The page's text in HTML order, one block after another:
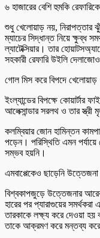
৬ হাজারের বেশি হুমকি রেফারিকে
শুধু খেলোয়াড় নয়, নিরাপত্তার
ম্যাচের সিদ্ধান্ত নিয়ে ক্ষুব্ধ
ল্যাটেক্সিয়ার। তার
সহকারী রেফারি উইলি
গোল মিস করে বিপদে খেলোয়াড়
ইংল্যান্ডের বিপক্ষে কোয়ার্টার
আলেক্সান্ডার সরলথ ও তার স্ত্রী
কলম্বিয়ার জোন হামিন্তন
পড়েন। পরিস্থিতি এমন
সম্ভব হয়নি।
এমবাপ্পেকেও ছাড়েনি উত্তেজনা
বিশ্বকাপজুড়ে উত্তেজনার আরেক
হারের পর প্যারাগুয়ের
তারকাকে লক্ষ্য করে দেওয়া হয়
তাকে আক্রমণ করে মন্তব্য